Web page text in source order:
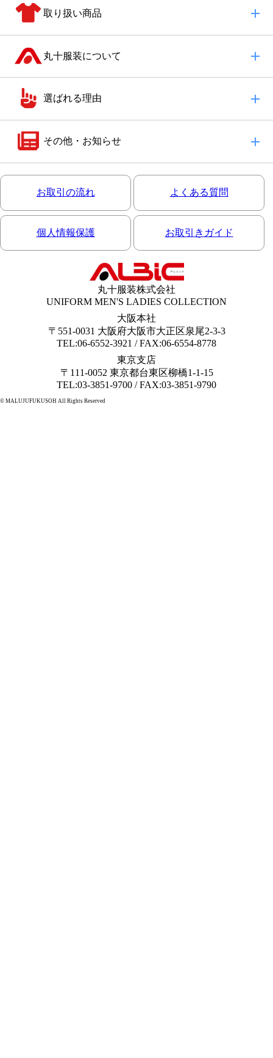
取り扱い商品
丸十服装について
選ばれる理由
その他・お知らせ
お取引の流れ よくある質問
個人情報保護 お取引きガイド
丸十服装株式会社
UNIFORM MEN'S LADIES COLLECTION
大阪本社
〒551-0031 大阪府大阪市大正区泉尾2-3-3
TEL:06-6552-3921 / FAX:06-6554-8778
東京支店
〒111-0052 東京都台東区柳橋1-1-15
TEL:03-3851-9700 / FAX:03-3851-9790
© MALUJUFUKUSOH All Rights Reserved